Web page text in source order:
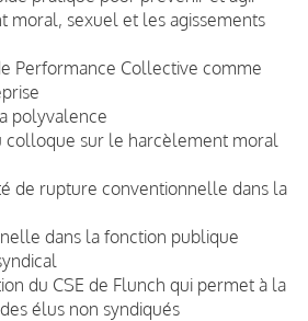
moral, sexuel et les agissements
Performance Collective comme
polyvalence
colloque sur le harcèlement moral
de rupture conventionnelle dans la
dans la fonction publique
du CSE de Flunch qui permet à la
élus non syndiqués